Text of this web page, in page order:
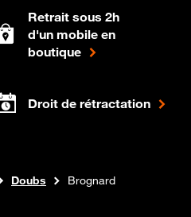
Retrait sous 2h
d'un mobile en
boutique
Droit de rétractation
Doubs Brognard